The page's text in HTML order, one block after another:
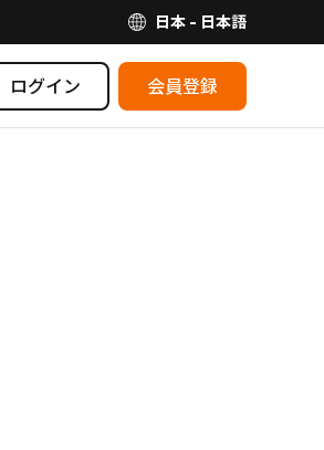
日本 - 日本語
ログイン 会員登録